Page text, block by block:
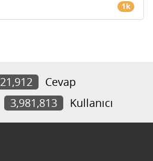
1k
21,912
Cevap
3,981,813 Kullanıcı